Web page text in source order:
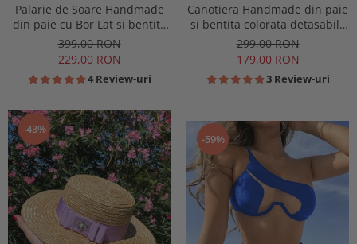
Palarie de Soare Handmade
din paie cu Bor Lat si bentita
colorata detasabila
399,00 RON
229,00 RON
4 Review-uri
Canotiera Handmade din paie
si bentita colorata detasabila
la alegere
299,00 RON
179,00 RON
3 Review-uri
-43%
-59%